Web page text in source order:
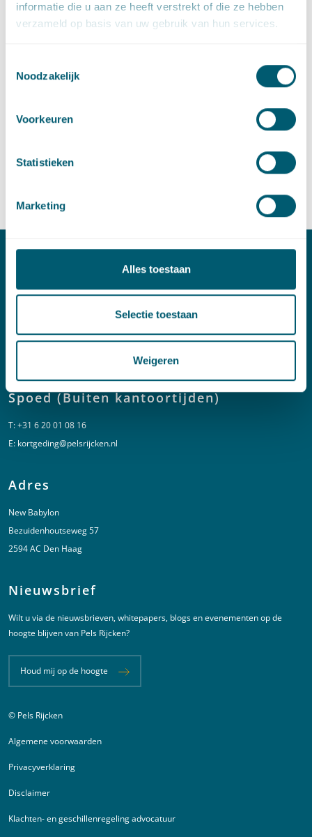
informatie die u aan ze heeft verstrekt of die ze hebben
verzameld op basis van uw gebruik van hun services.
Noodzakelijk
Voorkeuren
Statistieken
Marketing
Alles toestaan
Selectie toestaan
Weigeren
Martijn Scheltema
Stuur een e-mail naar Martijn Scheltema
martijn.scheltema@pelsrijcken.nl
Spoed (Buiten kantoortijden)
T:+31 6 20 01 08 16
E: kortgeding@pelsrijcken.nl
Adres
New Babylon
Bezuidenhoutseweg 57
2594 AC Den Haag
Nieuwsbrief
Wilt u via de nieuwsbrieven, whitepapers, blogs en evenementen op de
hoogte blijven van Pels Rijcken?
Houd mij op de hoogte
Juridische informatie
© Pels Rijcken
Algemene voorwaarden
Privacyverklaring
Disclaimer
Klachten- en geschillenregeling advocatuur